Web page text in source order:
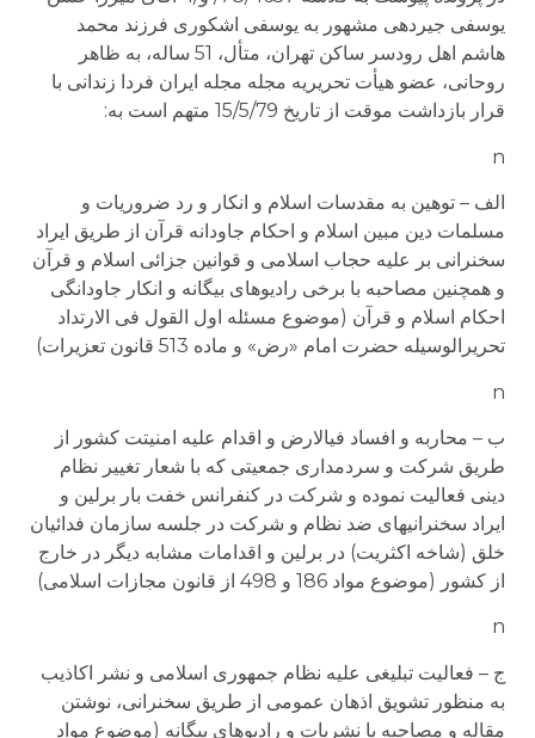
یوسفی جیردهی مشهور به یوسفی اشکوری فرزند محمد
هاشم اهل رودسر ساکن تهران، متأل، 51 ساله، به ظاهر
روحانی، عضو هیأت تحریریه مجله مجله ایران فردا زندانی با
قرار بازداشت موقت از تاریخ 15/5/79 متهم است به:
n
الف – توهین به مقدسات اسلام و انکار و رد ضروریات و
مسلمات دین مبین اسلام و احکام جاودانه قرآن از طریق ایراد
سخنرانی بر علیه حجاب اسلامی و قوانین جزائی اسلام و قرآن
و همچنین مصاحبه با برخی رادیوهای بیگانه و انکار جاودانگی
احکام اسلام و قرآن (موضوع مسئله اول القول فی الارتداد
تحریرالوسیله حضرت امام «رض» و ماده 513 قانون تعزیرات)
n
ب – محاربه و افساد فی­الارض و اقدام علیه امنیتت کشور از
طریق شرکت و سردمداری جمعیتی که با شعار تغییر نظام
دینی فعالیت نموده و شرکت در کنفرانس خفت بار برلین و
ایراد سخنرانیهای ضد نظام و شرکت در جلسه سازمان فدائیان
خلق (شاخه اکثریت) در برلین و اقدامات مشابه دیگر در خارج
از کشور (موضوع مواد 186 و 498 از قانون مجازات اسلامی)
n
ج – فعالیت تبلیغی علیه نظام جمهوری اسلامی و نشر اکاذیب
به منظور تشویق اذهان عمومی از طریق سخنرانی، نوشتن
مقاله و مصاحبه با نشریات و رادیوهای بیگانه (موضوع مواد